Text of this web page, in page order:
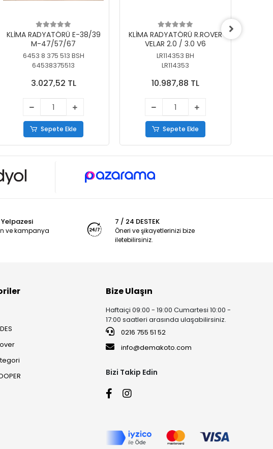
KLİMA RADYATÖRÜ E-38/39
M-47/57/67
6453 8 375 513 BSH
64538375513
3.027,52 TL
Sepete Ekle
KLİMA RADYATÖRÜ R.ROVER
VELAR 2.0 / 3.0 V6
LR114353 BH
LR114353
10.987,88 TL
Sepete Ekle
Yelpazesi
ve kampanya
7 / 24 DESTEK
Öneri ve şikayetlerinizi bize
iletebilirsiniz.
Bize Ulaşın
Haftaiçi 09:00 - 19:00 Cumartesi 10:00 -
17:00 saatleri arasında ulaşabilirsiniz.
0216 755 51 52
info@demakoto.com
Bizi Takip Edin